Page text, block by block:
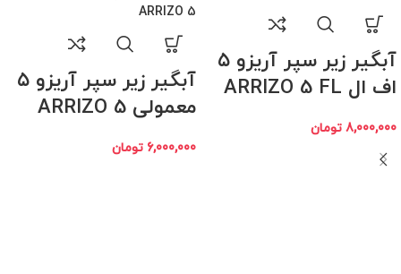
آبگیر زیر سپر آریزو ۵
اف ال ARRIZO 5 FL
8,000,000تومان
آبگیر زیر سپر آریزو ۵
معمولی ARRIZO 5
6,000,000 تومان